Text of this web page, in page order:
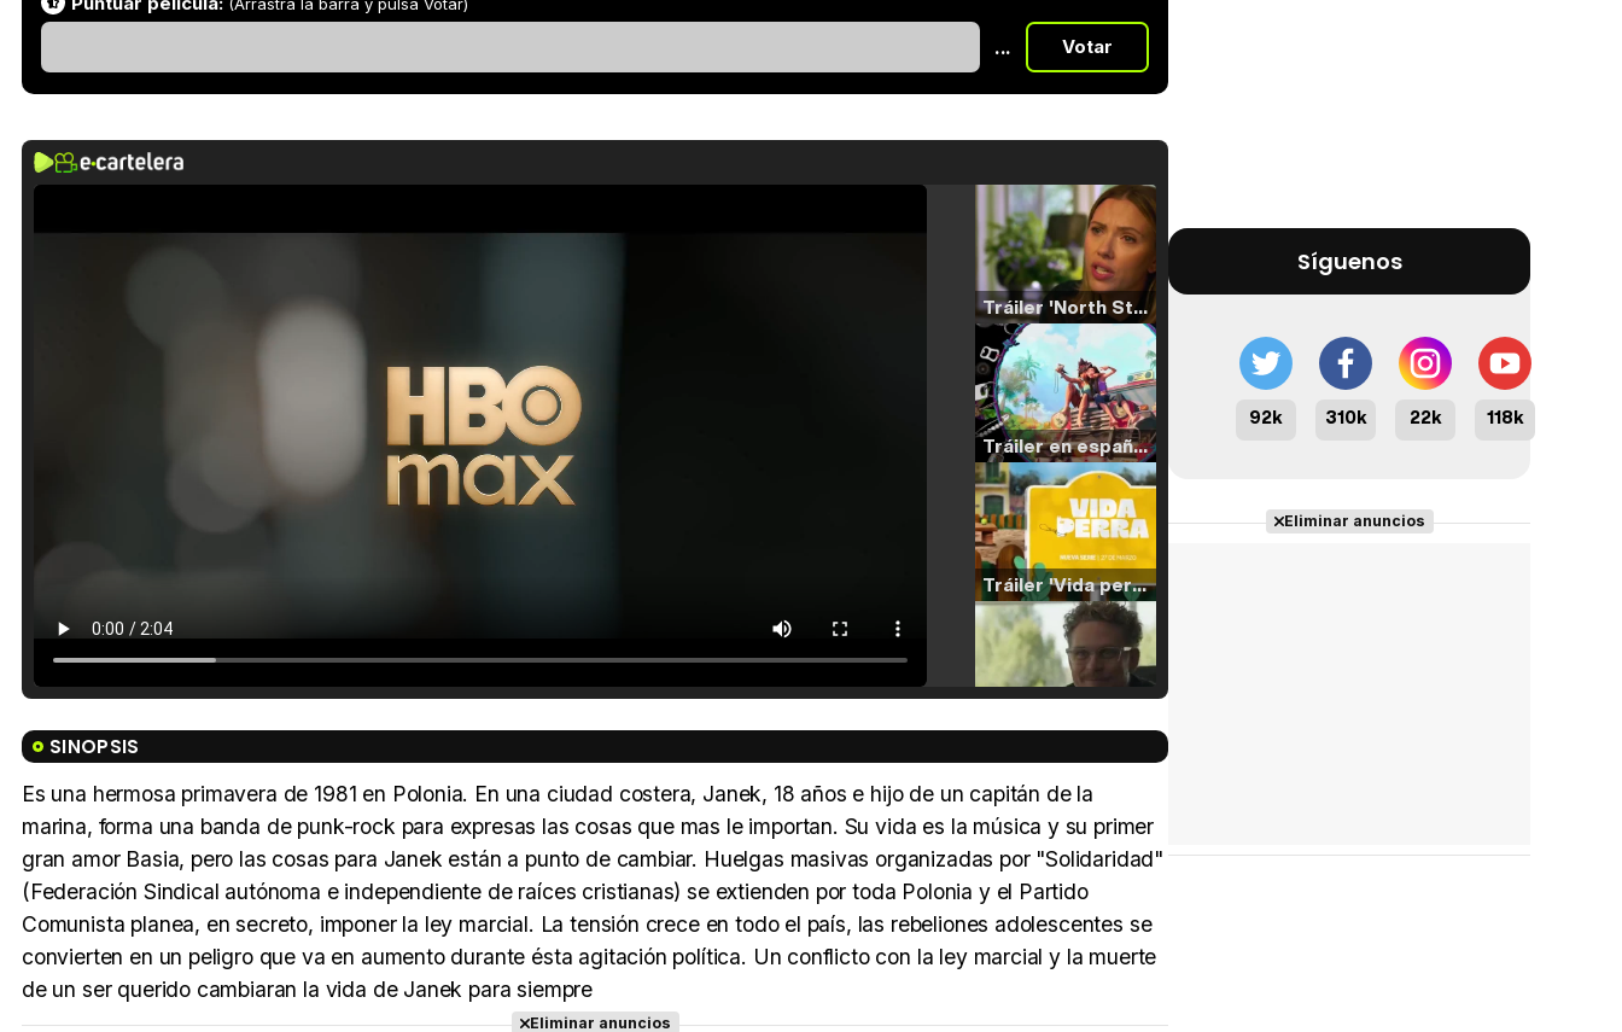
... Votar
Tráiler 'North Star' (2023)
Tráiler en español de 'La isla olvidada'
Tráiler 'Vida perra' (2026)
Tráiler en español 'Outcome' (2026)
SINOPSIS
Es una hermosa primavera de 1981 en Polonia. En una ciudad costera, Janek, 18 años e hijo de un capitán de la
marina, forma una banda de punk-rock para expresas las cosas que mas le importan. Su vida es la música y su primer
gran amor Basia, pero las cosas para Janek están a punto de cambiar. Huelgas masivas organizadas por "Solidaridad"
(Federación Sindical autónoma e independiente de raíces cristianas) se extienden por toda Polonia y el Partido
Comunista planea, en secreto, imponer la ley marcial. La tensión crece en todo el país, las rebeliones adolescentes se
convierten en un peligro que va en aumento durante ésta agitación política. Un conflicto con la ley marcial y la muerte
de un ser querido cambiaran la vida de Janek para siempre
Eliminar anuncios
Síguenos
92k 310k 22k 118k
Eliminar anuncios